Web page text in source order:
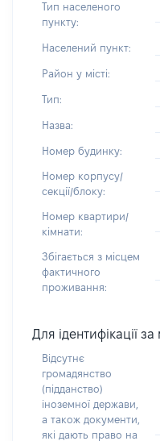
Тип населеного
пункту:
Населений пункт:
Район у місті:
Тип:
Назва:
Номер будинку:
Номер корпусу/
секції/блоку:
Номер квартири/
кімнати:
Збігається з місцем
фактичного
проживання:
Для ідентифікації
Відсутнє
громадянство
(підданство)
іноземної держави,
а також документи,
які дають право на